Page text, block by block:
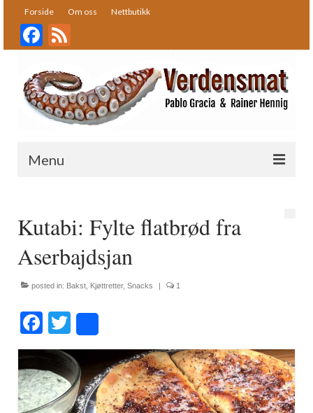
Forside Om oss Nettbutikk
Facebook
Menu
Oppskrifter
Bakst
Desserter
Fisk og skalldyr
Gryteretter
Kjøttretter
Kutabi: Fylte flatbrød fra
Aserbajdsjan
posted in: Bakst Kjøttretter, Snacks | 1
Facebook
Twitter